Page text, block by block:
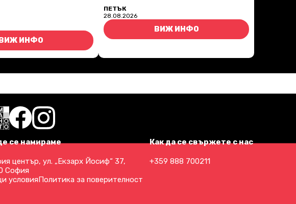
ВИЖ ИНФО
ПЕТЪК
28.08.2026
ВИЖ ИНФО
се намираме
център, ул. „Екзарх Йосиф“ 37,
София
Как да се свържете с нас
+359 888 700211
условияПолитика за поверителност